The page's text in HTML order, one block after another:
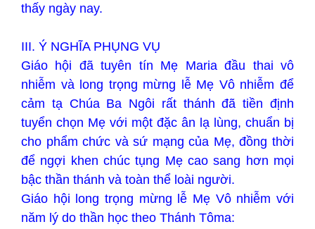
thấy ngày nay.
III. Ý NGHĨA PHỤNG VỤ
Giáo hội đã tuyên tín Mẹ Maria đầu thai vô
nhiễm và long trọng mừng lễ Mẹ Vô nhiễm để
cảm tạ Chúa Ba Ngôi rất thánh đã tiền định
tuyển chọn Mẹ với một đặc ân lạ lùng, chuẩn bị
cho phẩm chức và sứ mạng của Mẹ, đồng thời
để ngợi khen chúc tụng Mẹ cao sang hơn mọi
bậc thần thánh và toàn thể loài người.
Giáo hội long trọng mừng lễ Mẹ Vô nhiễm với
năm lý do thần học theo Thánh Tôma: